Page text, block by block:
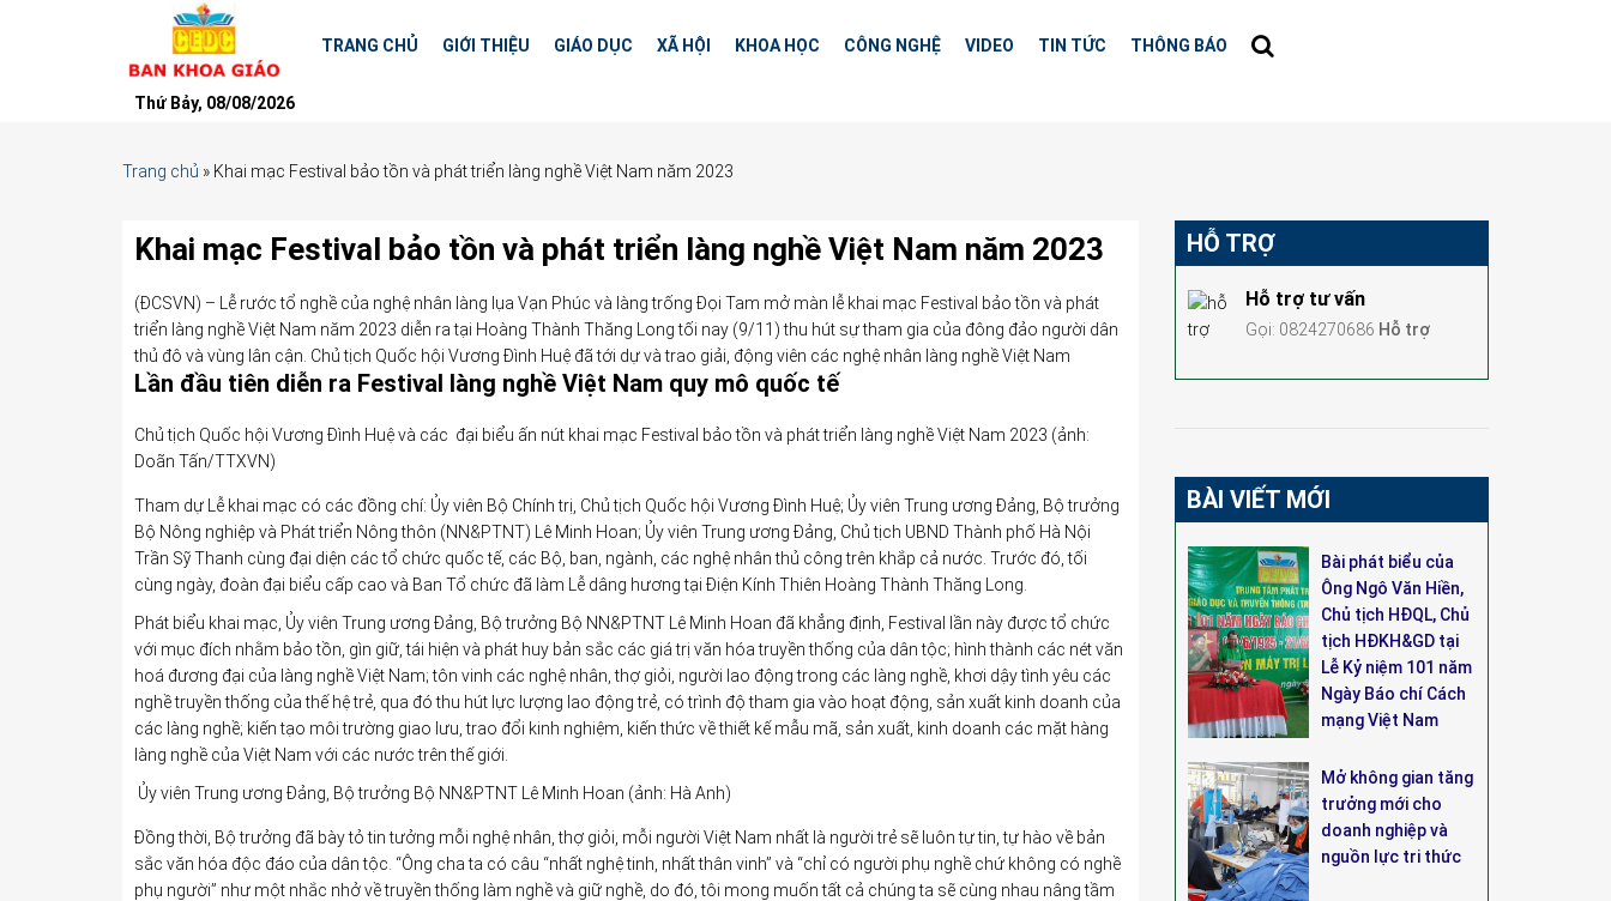
TRANG CHỦ GIỚI THIỆU GIÁO DỤC XÃ HỘI KHOA HỌC CÔNG NGHỆ VIDEO TIN TỨC THÔNG BÁO
Thứ Bảy, 08/08/2026
Trang chủ » Khai mạc Festival bảo tồn và phát triển làng nghề Việt Nam năm 2023
Khai mạc Festival bảo tồn và phát triển làng nghề Việt Nam năm 2023
(ĐCSVN) – Lễ rước tổ nghề của nghệ nhân làng lụa Vạn Phúc và làng trống Đọi Tam mở màn lễ khai mạc Festival bảo tồn và phát
triển làng nghề Việt Nam năm 2023 diễn ra tại Hoàng Thành Thăng Long tối nay (9/11) thu hút sự tham gia của đông đảo người dân
thủ đô và vùng lân cận. Chủ tịch Quốc hội Vương Đình Huệ đã tới dự và trao giải, động viên các nghệ nhân làng nghề Việt Nam
Lần đầu tiên diễn ra Festival làng nghề Việt Nam quy mô quốc tế
Chủ tịch Quốc hội Vương Đình Huệ và các đại biểu ấn nút khai mạc Festival bảo tồn và phát triển làng nghề Việt Nam 2023 (ảnh:
Doãn Tấn/TTXVN)
Tham dự Lễ khai mạc có các đồng chí: Ủy viên Bộ Chính trị, Chủ tịch Quốc hội Vương Đình Huệ; Ủy viên Trung ương Đảng, Bộ trưởng
Bộ Nông nghiệp và Phát triển Nông thôn (NN&PTNT) Lê Minh Hoan; Ủy viên Trung ương Đảng, Chủ tịch UBND Thành phố Hà Nội
Trần Sỹ Thanh cùng đại diện các tổ chức quốc tế, các Bộ, ban, ngành, các nghệ nhân thủ công trên khắp cả nước. Trước đó, tối
cùng ngày, đoàn đại biểu cấp cao và Ban Tổ chức đã làm Lễ dâng hương tại Điện Kính Thiên Hoàng Thành Thăng Long.
Phát biểu khai mạc, Ủy viên Trung ương Đảng, Bộ trưởng Bộ NN&PTNT Lê Minh Hoan đã khẳng định, Festival lần này được tổ chức
với mục đích nhằm bảo tồn, gìn giữ, tái hiện và phát huy bản sắc các giá trị văn hóa truyền thống của dân tộc; hình thành các nét văn
hoá đương đại của làng nghề Việt Nam; tôn vinh các nghệ nhân, thợ giỏi, người lao động trong các làng nghề, khơi dậy tình yêu các
nghề truyền thống của thế hệ trẻ, qua đó thu hút lực lượng lao động trẻ, có trình độ tham gia vào hoạt động, sản xuất kinh doanh của
các làng nghề; kiến tạo môi trường giao lưu, trao đổi kinh nghiệm, kiến thức về thiết kế mẫu mã, sản xuất, kinh doanh các mặt hàng
làng nghề của Việt Nam với các nước trên thế giới.
Ủy viên Trung ương Đảng, Bộ trưởng Bộ NN&PTNT Lê Minh Hoan (ảnh: Hà Anh)
Đồng thời, Bộ trưởng đã bày tỏ tin tưởng mỗi nghệ nhân, thợ giỏi, mỗi người Việt Nam nhất là người trẻ sẽ luôn tự tin, tự hào về bản
sắc văn hóa độc đáo của dân tộc. “Ông cha ta có câu “nhất nghệ tinh, nhất thân vinh” và “chỉ có người phụ nghề chứ không có nghề
phụ người” như một nhắc nhở về truyền thống làm nghề và giữ nghề, do đó, tôi mong muốn tất cả chúng ta sẽ cùng nhau nâng tầm
HỖ TRỢ
Hỗ trợ tư vấn
Gọi: 0824270686 Hỗ trợ
BÀI VIẾT MỚI
Bài phát biểu của
Ông Ngô Văn Hiền,
Chủ tịch HĐQL, Chủ
tịch HĐKH&GD tại
Lễ Kỷ niệm 101 năm
Ngày Báo chí Cách
mạng Việt Nam
Mở không gian tăng
trưởng mới cho
doanh nghiệp và
nguồn lực tri thức